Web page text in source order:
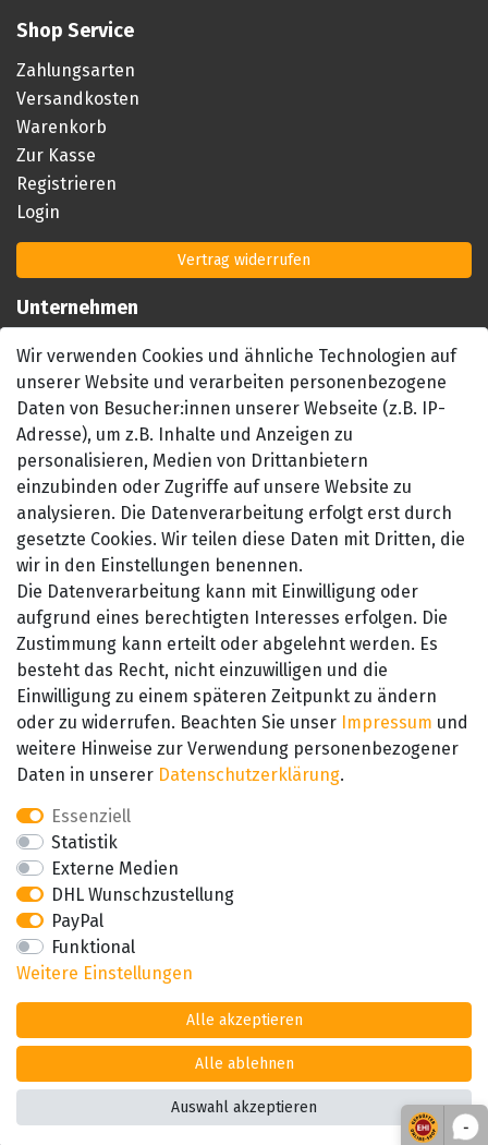
-
Shop Service
Zahlungsarten
Versandkosten
Warenkorb
Zur Kasse
Registrieren
Login
Vertrag widerrufen
Unternehmen
Impressum
AGB
Datenschutzerklärung
Barrierefreiheitserklärung
Widerrufsrecht
Kontakt
SEHR GUT
4.89 / 5
aus 657 Bewertungen
bei: amazon.de,
amazon.fr, amazon.it
Wir verwenden Cookies und ähnliche Technologien auf
unserer Website und verarbeiten personenbezogene
Daten von Besucher:innen unserer Webseite (z.B. IP-
Adresse), um z.B. Inhalte und Anzeigen zu
personalisieren, Medien von Drittanbietern
einzubinden oder Zugriffe auf unsere Website zu
analysieren. Die Datenverarbeitung erfolgt erst durch
gesetzte Cookies. Wir teilen diese Daten mit Dritten, die
wir in den Einstellungen benennen.
Die Datenverarbeitung kann mit Einwilligung oder
aufgrund eines berechtigten Interesses erfolgen. Die
Zustimmung kann erteilt oder abgelehnt werden. Es
besteht das Recht, nicht einzuwilligen und die
Einwilligung zu einem späteren Zeitpunkt zu ändern
oder zu widerrufen. Beachten Sie unser Impressum und
weitere Hinweise zur Verwendung personenbezogener
Daten in unserer Daten­schutz­erklärung.
Essenziell
Statistik
Externe Medien
DHL Wunschzustellung
PayPal
Funktional
Weitere Einstellungen
Alle akzeptieren
Alle ablehnen
Auswahl akzeptieren
*Alle Preise inkl. der gesetzl. MwSt zzgl. Versand
© Copyright 2026 Alle Rechte vorbehalten. |webshop by